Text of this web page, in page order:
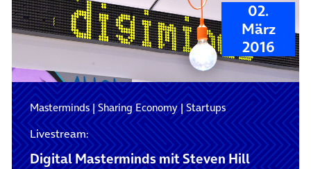
02.
März
2016
Masterminds|Sharing Economy|Startups
Livestream:
Digital Masterminds mit Steven Hill